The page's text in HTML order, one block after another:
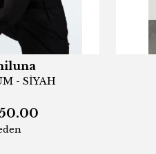
- SİYAH